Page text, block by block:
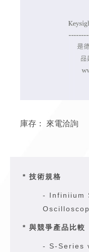
庫存： 來電洽詢
* 技術規格
- Infiniium
* 與競爭產品比較
- S-Series